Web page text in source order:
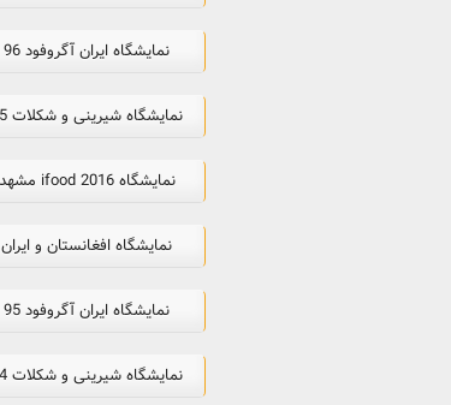
نمایشگاه ایران آگروفود 96
نمایشگاه شیرینی و شکلات 95
نمایشگاه ifood 2016 مشهد
نمایشگاه افغانستان و ایران
نمایشگاه ایران آگروفود 95
نمایشگاه شیرینی و شکلات 94